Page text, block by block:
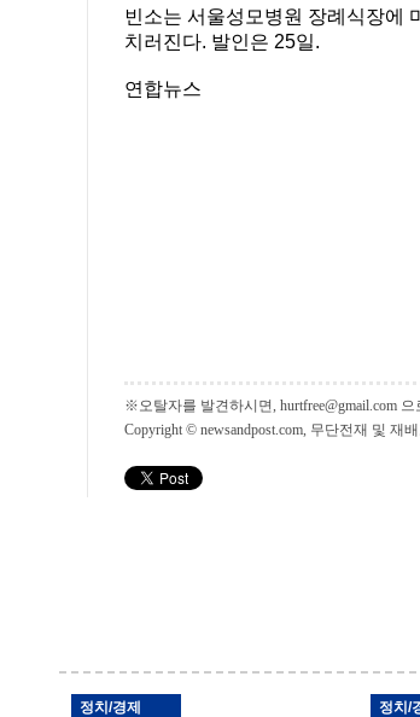
빈소는 서울성모병원 장례식장에
치러진다. 발인은 25일.
연합뉴스
※오탈자를 발견하시면, hurtfree@gmail.com
Copyright © newsandpost.com, 무단전재 및 재
정치/경제 정치/